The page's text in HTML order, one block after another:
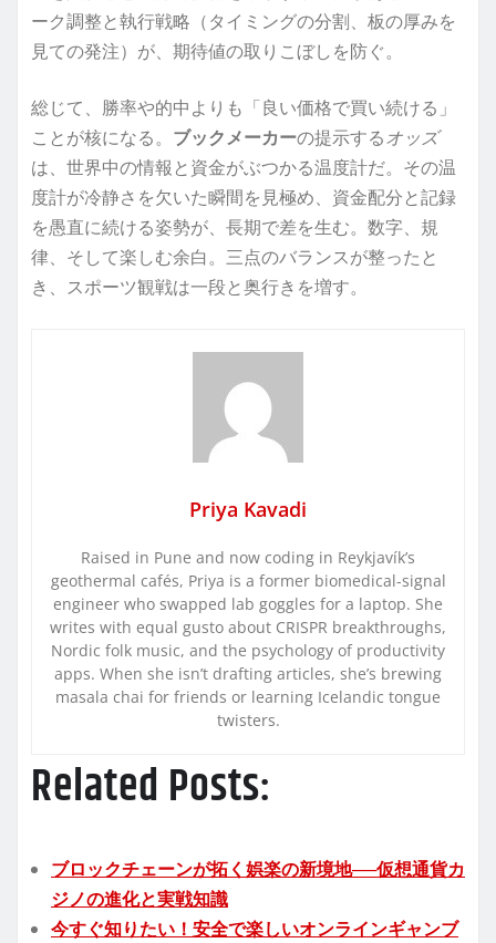
ーク調整と執行戦略（タイミングの分割、板の厚みを
見ての発注）が、期待値の取りこぼしを防ぐ。
総じて、勝率や的中よりも「良い価格で買い続ける」
ことが核になる。 ブックメーカーの提示するオッズ
は、世界中の情報と資金がぶつかる温度計だ。その温
度計が冷静さを欠いた瞬間を見極め、資金配分と記録
を愚直に続ける姿勢が、長期で差を生む。数字、規
律、そして楽しむ余白。三点のバランスが整ったと
き、スポーツ観戦は一段と奥行きを増す。
Priya Kavadi
Raised in Pune and now coding in Reykjavík’s
geothermal cafés, Priya is a former biomedical-signal
engineer who swapped lab goggles for a laptop. She
writes with equal gusto about CRISPR breakthroughs,
Nordic folk music, and the psychology of productivity
apps. When she isn’t drafting articles, she’s brewing
masala chai for friends or learning Icelandic tongue
twisters.
Related Posts:
ブロックチェーンが拓く娯楽の新境地──仮想通貨カ
ジノの進化と実戦知識
今すぐ知りたい！安全で楽しいオンラインギャンブ